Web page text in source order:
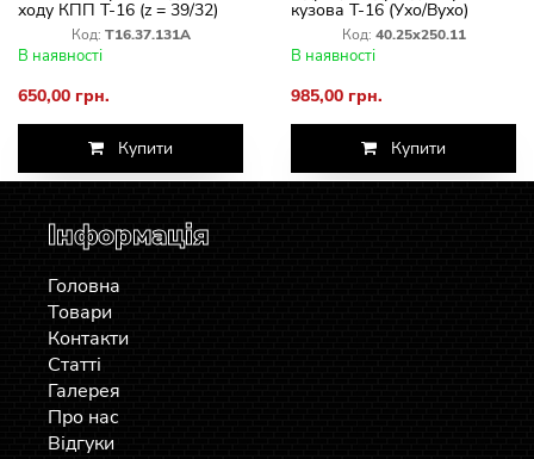
ходу КПП Т-16 (z = 39/32)
Т16.37.131А
Код: Т16.37.131А
В наявності
650,00 грн.
Купити
кузова Т-16 (Ухо/Вухо)
Код: 40.25х250.11
В наявності
985,00 грн.
Купити
Інформація
Головна
Товари
Контакти
Статті
Галерея
Про нас
Відгуки